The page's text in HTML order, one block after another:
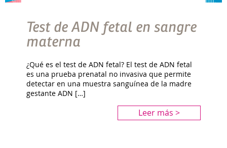
Test de ADN fetal en sangre
materna
¿Qué es el test de ADN fetal? El test de ADN fetal
es una prueba prenatal no invasiva que permite
detectar en una muestra sanguínea de la madre
gestante ADN […]
Leer más >